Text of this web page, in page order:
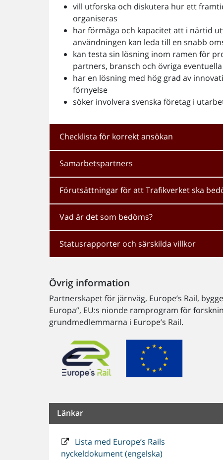
vill utforska och diskutera hur ett
organiseras
har förmåga och kapacitet att i närtid
användningen kan leda till en snabb
kan testa sin lösning inom ramen för
partners, bransch och övriga
har en lösning med hög grad av
förnyelse
söker involvera svenska företag i
Checklista för korrekt ansökan
Samarbetspartners
Förutsättningar för att Trafikverket ska
Vad är det som bedöms?
Statusrapporter och särskilda villkor
Övrig information
Partnerskapet för järnväg, Europe’s Rail,
Europa”, EU:s nionde ramprogram för
grundmedlemmarna i Europe’s Rail.
Länkar
Lista med Europe’s Rails
nyckeldokument (engelska)